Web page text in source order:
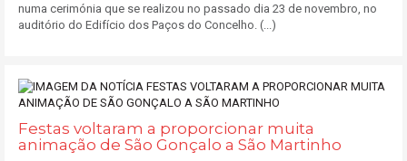
numa cerimónia que se realizou no passado dia 23 de novembro, no
auditório do Edifício dos Paços do Concelho. (...)
Festas voltaram a proporcionar muita
animação de São Gonçalo a São Martinho